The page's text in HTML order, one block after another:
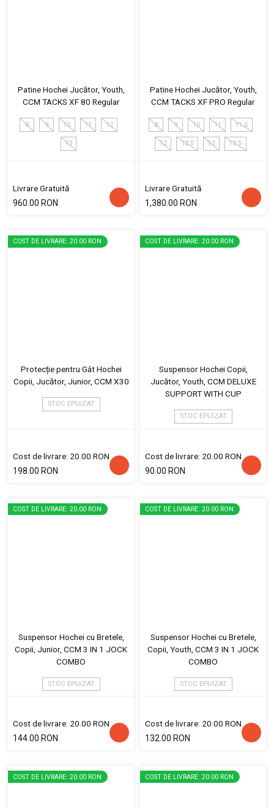
Patine Hochei Jucător, Youth,
CCM TACKS XF 80 Regular
8 9 10 11 12
13
Livrare Gratuită
960.00 RON
Patine Hochei Jucător, Youth,
CCM TACKS XF PRO Regular
8 9 10 11 11.5
12 12.5 13 13.5
Livrare Gratuită
1,380.00 RON
COST DE LIVRARE: 20.00 RON
Protecție pentru Gât Hochei
Copii, Jucător, Junior, CCM X30
STOC EPUIZAT
Cost de livrare: 20.00 RON
198.00 RON
COST DE LIVRARE: 20.00 RON
Suspensor Hochei Copii,
Jucător, Youth, CCM DELUXE
SUPPORT WITH CUP
STOC EPUIZAT
Cost de livrare: 20.00 RON
90.00 RON
COST DE LIVRARE: 20.00 RON
Suspensor Hochei cu Bretele,
Copii, Junior, CCM 3 IN 1 JOCK
COMBO
STOC EPUIZAT
Cost de livrare: 20.00 RON
144.00 RON
COST DE LIVRARE: 20.00 RON
Suspensor Hochei cu Bretele,
Copii, Youth, CCM 3 IN 1 JOCK
COMBO
STOC EPUIZAT
Cost de livrare: 20.00 RON
132.00 RON
COST DE LIVRARE: 20.00 RON COST DE LIVRARE: 20.00 RON